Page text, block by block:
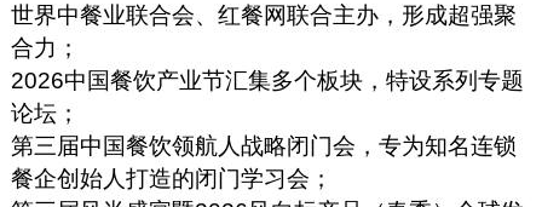
世界中餐业联合会、红餐网联合主办，形成超强聚
合力；
2026中国餐饮产业节汇集多个板块，特设系列专题
论坛；
第三届中国餐饮领航人战略闭门会，专为知名连锁
餐企创始人打造的闭门学习会；